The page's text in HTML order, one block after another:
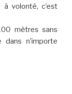
volonté, c’est
mètres sans
dans n’importe